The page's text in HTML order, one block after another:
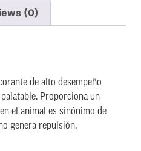
(0)
de alto desempeño
Proporciona un
el animal es sinónimo de
genera repulsión.